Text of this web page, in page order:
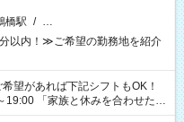
橋駅 / …
以内！≫ご希望の勤務地を紹介
合わせた
がしたい」 「できれば残業はし